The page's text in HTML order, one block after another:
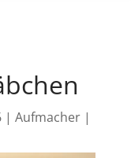
| Aufmacher|